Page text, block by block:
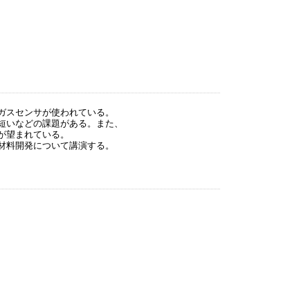
センサが使われている。
などの課題がある。また、
が望まれている。
開発について講演する。